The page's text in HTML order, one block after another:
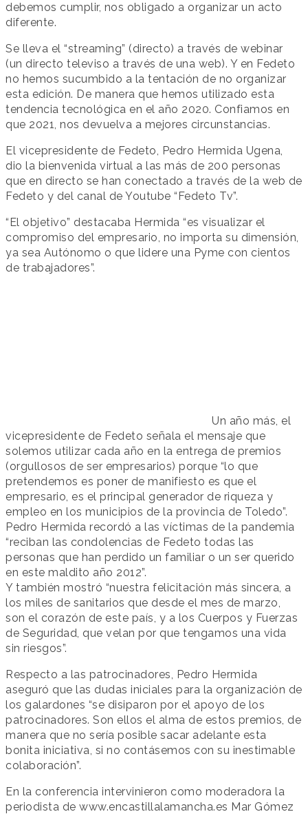
debemos cumplir, nos obligado a organizar un acto
diferente.
Se lleva el “streaming” (directo) a través de webinar
(un directo televiso a través de una web). Y en Fedeto
no hemos sucumbido a la tentación de no organizar
esta edición. De manera que hemos utilizado esta
tendencia tecnológica en el año 2020. Confiamos en
que 2021, nos devuelva a mejores circunstancias.
El vicepresidente de Fedeto, Pedro Hermida Ugena,
dio la bienvenida virtual a las más de 200 personas
que en directo se han conectado a través de la web de
Fedeto y del canal de Youtube “Fedeto Tv”.
“El objetivo” destacaba Hermida “es visualizar el
compromiso del empresario, no importa su dimensión,
ya sea Autónomo o que lidere una Pyme con cientos
de trabajadores”.
Un año más, el
vicepresidente de Fedeto señala el mensaje que
solemos utilizar cada año en la entrega de premios
(orgullosos de ser empresarios) porque “lo que
pretendemos es poner de manifiesto es que el
empresario, es el principal generador de riqueza y
empleo en los municipios de la provincia de Toledo”.
Pedro Hermida recordó a las víctimas de la pandemia
“reciban las condolencias de Fedeto todas las
personas que han perdido un familiar o un ser querido
en este maldito año 2012”.
Y también mostró “nuestra felicitación más sincera, a
los miles de sanitarios que desde el mes de marzo,
son el corazón de este país, y a los Cuerpos y Fuerzas
de Seguridad, que velan por que tengamos una vida
sin riesgos”.
Respecto a las patrocinadores, Pedro Hermida
aseguró que las dudas iniciales para la organización de
los galardones “se disiparon por el apoyo de los
patrocinadores. Son ellos el alma de estos premios, de
manera que no sería posible sacar adelante esta
bonita iniciativa, si no contásemos con su inestimable
colaboración”.
En la conferencia intervinieron como moderadora la
periodista de www.encastillalamancha.es Mar Gómez